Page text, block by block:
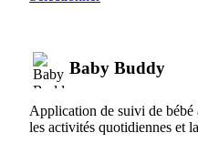
Baby Buddy
Application de suivi de bébé
les activités quotidiennes et